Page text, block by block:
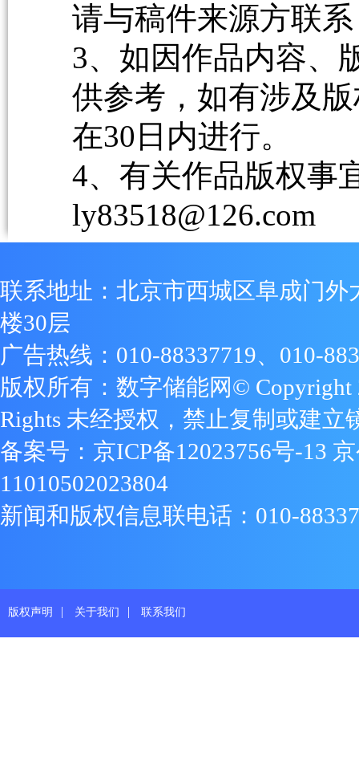
请与稿件来源方联
3、如因作品内容、
供参考，如有涉及
在30日内进行。
4、有关作品版权事
ly83518@126.com
联系地址：北京市西城区阜成门外
楼30层
广告热线：010-88337719、010-
版权所有：数字储能网© Copyright
Rights 未经授权，禁止复制或建立
备案号： 京ICP备12023756号-13
11010502023804
新闻和版权信息联电话：010-
版权声明 | 关于我们 | 联系我们